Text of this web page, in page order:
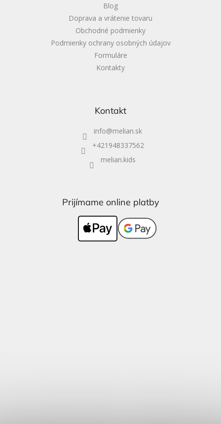
Blog
Doprava a vrátenie tovaru
Obchodné podmienky
Podmienky ochrany osobných údajov
Formuláre
Kontakty
Kontakt
info@melian.sk
+421948337562
melian.kids
Prijímame online platby